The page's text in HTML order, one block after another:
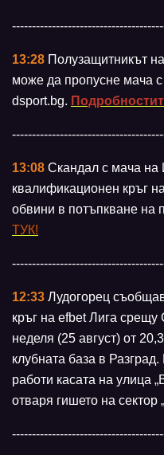
13:28 Полузащитникът
може да пропусне мача
dsport.bg.
13:08 Скандал с мача на
квалификационен кръг
обвини в потъпкване на
ТУК!
12:33 Лудогорец
кръг на efbet Лига
неделя (25 август) от
клубната база в
работи касата на улица
отваря гишето на сектор